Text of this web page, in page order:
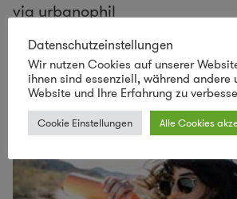
via urbanophil
Datenschutzeinstellungen
Wir nutzen Cookies auf unserer
ihnen sind essenziell, während andere
Website und Ihre Erfahrung zu
Cookie Einstellungen Alle Cookies